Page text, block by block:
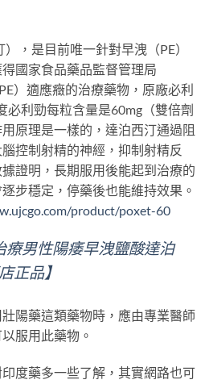
，是目前唯一針對早洩（PE）
國家食品藥品監督管理局
）適應癥的治療藥物，原廠必利
必利勁每粒含量是60mg（雙倍劑
原理是一樣的，達泊西汀通過阻
控制射精的神經，抑制射精反
證明，長期服用後能起到治療的
步穩定，停藥後也能維持效果。
product/poxet-60
療男性陽痿早洩鹽酸達泊
正品】
陽藥這類藥物時，應由專業醫師
服用此藥物。
度藥多一些了解，其實網路也可